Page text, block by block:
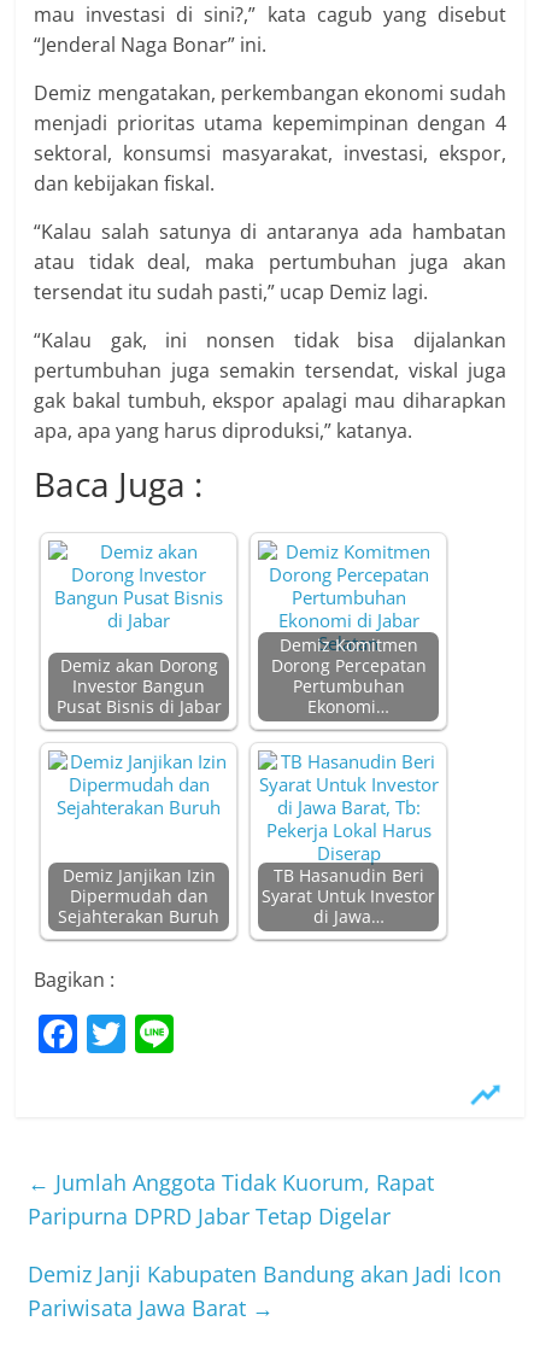
mau investasi di sini?,” kata cagub yang disebut
“Jenderal Naga Bonar” ini.
Demiz mengatakan, perkembangan ekonomi sudah
menjadi prioritas utama kepemimpinan dengan 4
sektoral, konsumsi masyarakat, investasi, ekspor,
dan kebijakan fiskal.
“Kalau salah satunya di antaranya ada hambatan
atau tidak deal, maka pertumbuhan juga akan
tersendat itu sudah pasti,” ucap Demiz lagi.
“Kalau gak, ini nonsen tidak bisa dijalankan
pertumbuhan juga semakin tersendat, viskal juga
gak bakal tumbuh, ekspor apalagi mau diharapkan
apa, apa yang harus diproduksi,” katanya.
Baca Juga :
Demiz akan Dorong
Investor Bangun
Pusat Bisnis di Jabar
Demiz Komitmen
Dorong Percepatan
Pertumbuhan
Ekonomi…
Demiz Janjikan Izin
Dipermudah dan
Sejahterakan Buruh
TB Hasanudin Beri
Syarat Untuk Investor
di Jawa…
Bagikan :
F
b
o
o
k
T
← Jumlah Anggota Tidak Kuorum, Rapat
Paripurna DPRD Jabar Tetap Digelar
Demiz Janji Kabupaten Bandung akan Jadi Icon
Pariwisata Jawa Barat →